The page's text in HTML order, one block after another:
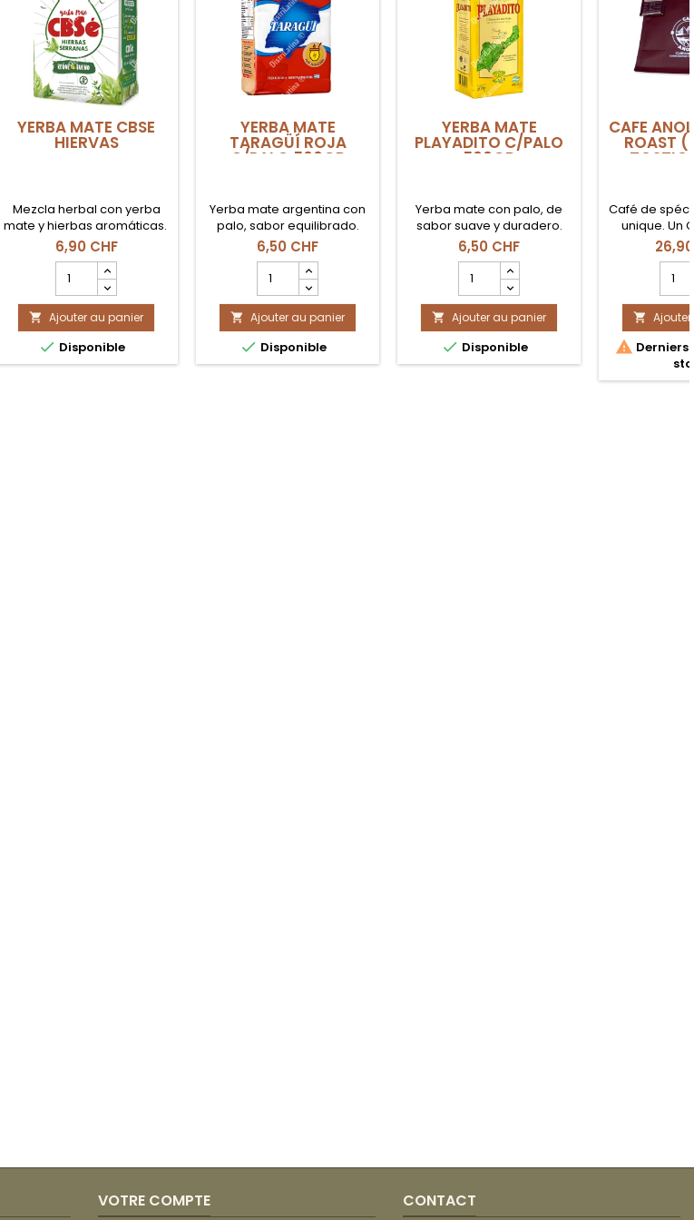
YERBA MATE CBSE
HIERVAS
Mezcla herbal con yerba
mate y hierbas aromáticas.
6,90 CHF
quantité
du
produit
YERBA
MATE
CBSE
 Ajouter au panier
 Disponible
YERBA MATE
TARAGÜÍ ROJA
C/PALO 500GR
Yerba mate argentina con
palo, sabor equilibrado.
6,50 CHF
quantité
du
produit
YERBA
MATE
TARAGÜÍ
 Ajouter au panier
 Disponible
YERBA MATE
PLAYADITO C/PALO
500GR
Yerba mate con palo, de
sabor suave y duradero.
6,50 CHF
quantité
du
produit
YERBA
MATE
PLAYADITO
 Ajouter au panier
 Disponible
CAFE
ROAST
Café de
unique. Un
avec
précise qu'il
son acidité
notes
L'option
qui
propre et
du
CAFE

 Derniers
VOTRE COMPTE CONTACT